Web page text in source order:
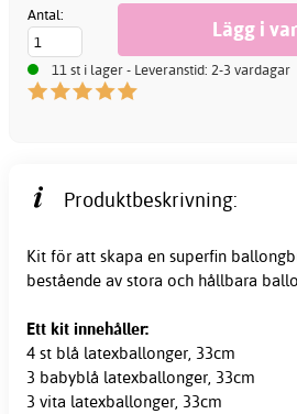
Antal:
11 st i lager - Leveranstid: 2-3 vardagar
Produktbeskrivning:
Kit för att skapa en superfin
bestående av stora och hållbara
Ett kit innehåller:
4 st blå latexballonger, 33cm
3 babyblå latexballonger, 33cm
3 vita latexballonger, 33cm